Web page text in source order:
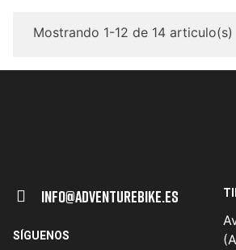
Mostrando 1-12 de 14 articulo(s)
Info@adventurebike.es
SÍGUENOS